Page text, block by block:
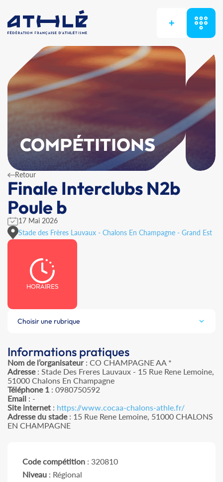
+
COMPÉTITIONS
Retour
Finale Interclubs N2b
Poule b
17 Mai 2026
Stade des Frères Lauvaux - Chalons En Champagne - Grand Est
HORAIRES
Choisir une rubrique
Informations pratiques
Nom de l’organisateur: CO CHAMPAGNE AA *
Adresse: Stade Des Freres Lauvaux - 15 Rue Rene Lemoine,
51000 Chalons En Champagne
Téléphone 1 : 0980750592
Email : -
Site internet : https://www.cocaa-chalons-athle.fr/
Adresse du stade: 15 Rue Rene Lemoine, 51000 CHALONS
EN CHAMPAGNE
Code compétition : 320810
Niveau : Régional